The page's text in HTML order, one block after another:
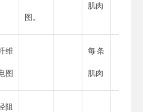
图。
肌肉
维
图
每条
肌肉
阻